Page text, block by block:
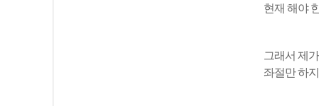
현재 해야
그래서 제
좌절만 하